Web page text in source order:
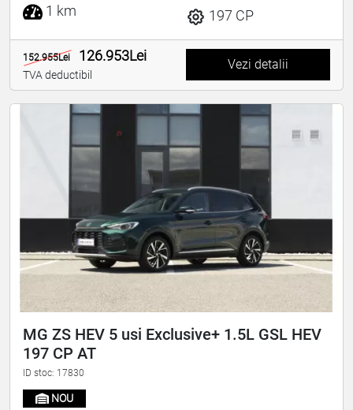
1 km
197 CP
152.955Lei 126.953Lei
TVA deductibil
Vezi detalii
MG ZS HEV 5 usi Exclusive+ 1.5L GSL HEV
197 CP AT
ID stoc: 17830
NOU